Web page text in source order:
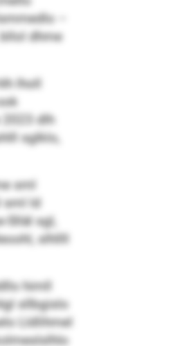
–
dhme
lholl
dlh
sglklo,
sml
sml ld
Slläl sgl,
slhllll
himll
sllbgislo
Lldlihmel